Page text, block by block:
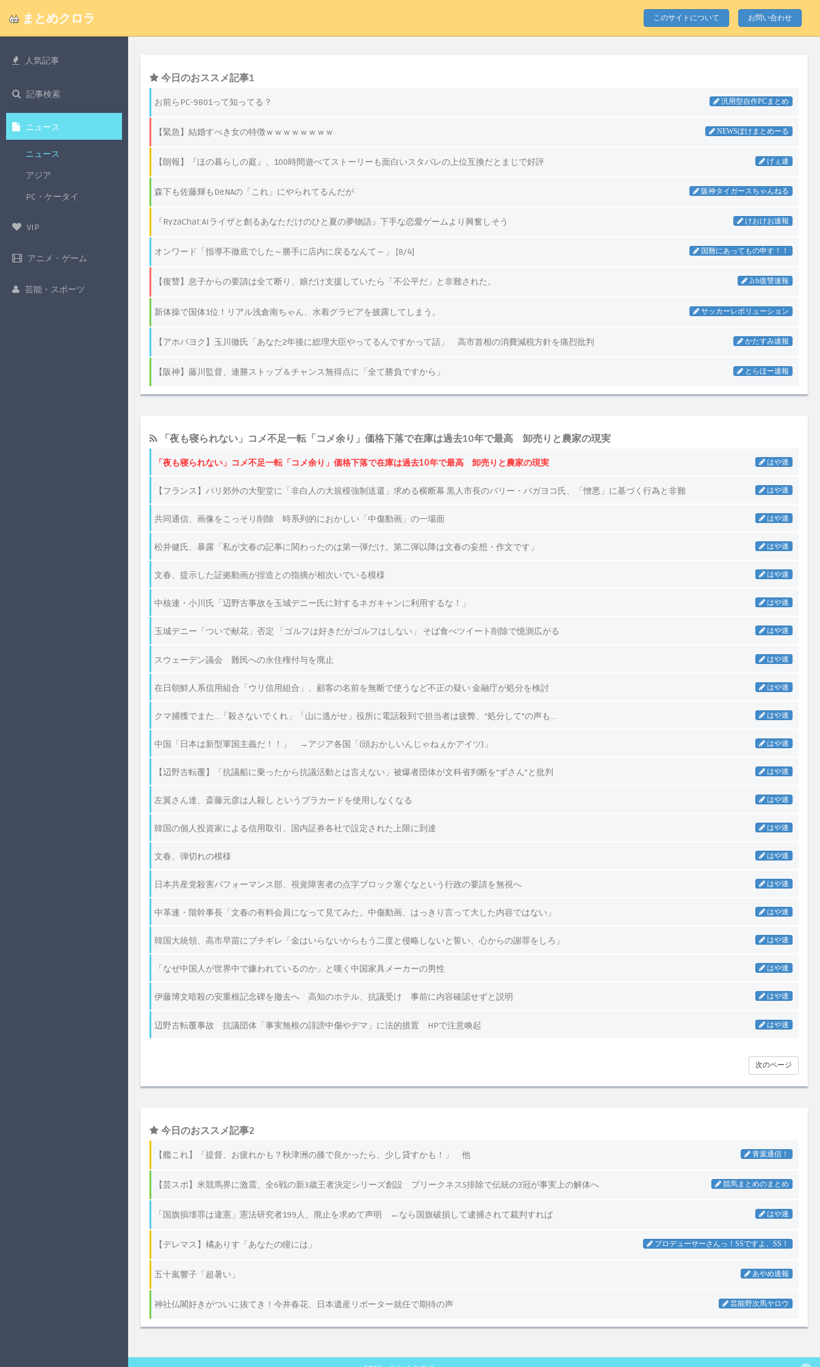
まとめクロラ このサイトについて お問い合わせ
人気記事
記事検索
ニュース
ニュース
アジア
PC・ケータイ
VIP
アニメ・ゲーム
芸能・スポーツ
「夜も寝られない」コメ不足一転「コメ余り」価格下落で在庫は過去10年で最高 卸売りと農家の現実
「夜も寝られない」コメ不足一転「コメ余り」価格下落で在庫は過去10年で最高 卸売りと農家の現実 はや速
【フランス】パリ郊外の大聖堂に「非白人の大規模強制送還」求める横断幕 黒人市長のバリー・バガヨコ氏、「憎悪」に基づく行為と非難 はや速
共同通信、画像をこっそり削除 時系列的におかしい「中傷動画」の一場面 はや速
松井健氏、暴露「私が文春の記事に関わったのは第一弾だけ。第二弾以降は文春の妄想・作文です」 はや速
文春、提示した証拠動画が捏造との指摘が相次いでいる模様 はや速
中核連・小川氏「辺野古事故を玉城デニー氏に対するネガキャンに利用するな！」 はや速
玉城デニー「ついで献花」否定 「ゴルフは好きだがゴルフはしない」 そば食べツイート削除で憶測広がる はや速
スウェーデン議会 難民への永住権付与を廃止 はや速
在日朝鮮人系信用組合「ウリ信用組合」、顧客の名前を無断で使うなど不正の疑い 金融庁が処分を検討 はや速
クマ捕獲でまた…「殺さないでくれ」「山に逃がせ」役所に電話殺到で担当者は疲弊、“処分して”の声も… はや速
中国「日本は新型軍国主義だ！！」 →アジア各国「(頭おかしいんじゃねぇかアイツ)」 はや速
【辺野古転覆】「抗議船に乗ったから抗議活動とは言えない」被爆者団体が文科省判断を“ずさん”と批判 はや速
左翼さん達、斎藤元彦は人殺し というプラカードを使用しなくなる はや速
韓国の個人投資家による信用取引、国内証券各社で設定された上限に到達 はや速
文春、弾切れの模様 はや速
日本共産党殺害パフォーマンス部、視覚障害者の点字ブロック塞ぐなという行政の要請を無視へ はや速
中革連・階幹事長「文春の有料会員になって見てみた。中傷動画、はっきり言って大した内容ではない」 はや速
韓国大統領、高市早苗にブチギレ「金はいらないからもう二度と侵略しないと誓い、心からの謝罪をしろ」 はや速
「なぜ中国人が世界中で嫌われているのか」と嘆く中国家具メーカーの男性 はや速
伊藤博文暗殺の安重根記念碑を撤去へ 高知のホテル、抗議受け 事前に内容確認せずと説明 はや速
辺野古転覆事故 抗議団体「事実無根の誹謗中傷やデマ」に法的措置 HPで注意喚起 はや速
次のページ